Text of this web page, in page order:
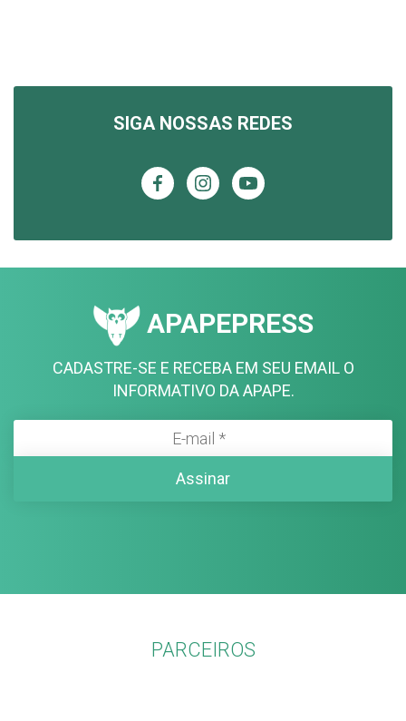
SIGA NOSSAS REDES
APAPEPRESS
CADASTRE-SE E RECEBA EM SEU EMAIL O
INFORMATIVO DA APAPE.
PARCEIROS